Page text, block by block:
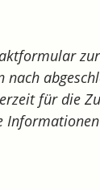
für die